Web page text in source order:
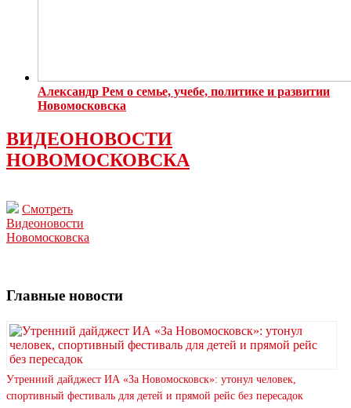
Александр Рем о семье, учебе, политике и развитии
Новомосковска
ВИДЕОНОВОСТИ
НОВОМОСКОВСКА
Смотреть
Видеоновости
Новомосковска
Главные новости
Утренний дайджест ИА «За Новомосковск»: утонул человек,
спортивный фестиваль для детей и прямой рейс без пересадок